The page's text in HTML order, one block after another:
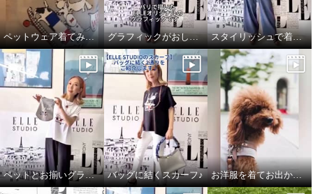
ペットウェア着てみました♪ グラフィックがおしゃれなTシャツ スタイリッシュで着心地良いデニムパンツ
ペットとお揃いグラフィックTシャツ♪ バッグに結くスカーフ♪ お洋服を着てお出かけ✧ペットウェア✧